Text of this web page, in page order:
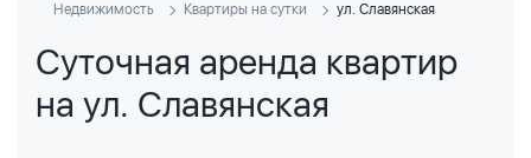
Недвижимость Квартиры на сутки ул. Славянская
Суточная аренда квартир
на ул. Славянская